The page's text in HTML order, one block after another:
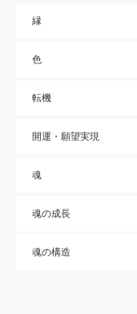
縁
色
転機
開運・願望実現
魂
魂の成長
魂の構造